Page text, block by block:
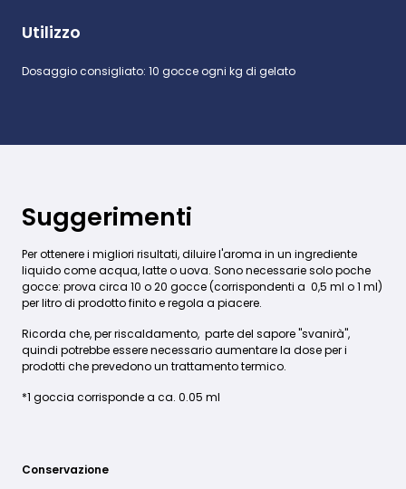
Utilizzo
Dosaggio consigliato: 10 gocce ogni kg di gelato
Suggerimenti
Per ottenere i migliori risultati, diluire l'aroma in un ingrediente
liquido come acqua, latte o uova. Sono necessarie solo poche
gocce: prova circa 10 o 20 gocce (corrispondenti a 0,5 ml o 1 ml)
per litro di prodotto finito e regola a piacere.
Ricorda che, per riscaldamento, parte del sapore "svanirà",
quindi potrebbe essere necessario aumentare la dose per i
prodotti che prevedono un trattamento termico.
*1 goccia corrisponde a ca. 0.05 ml
Conservazione